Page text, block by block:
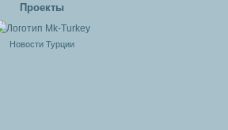
Проекты
Новости Турции